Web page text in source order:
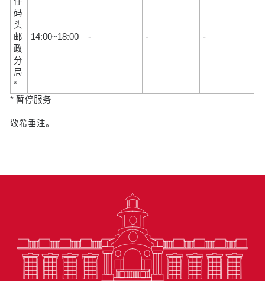
码
头
邮
政
分
局
*
14:00~18:00 - - -
* 暂停服务
敬希垂注。